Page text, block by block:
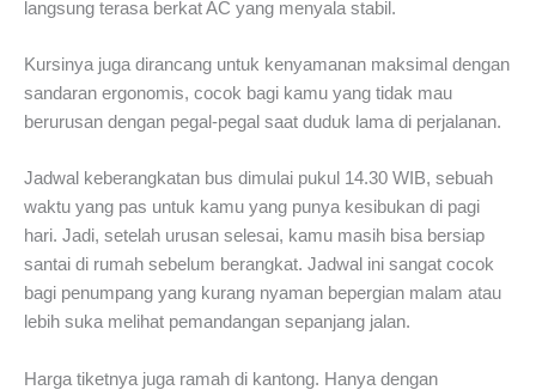
langsung terasa berkat AC yang menyala stabil.
Kursinya juga dirancang untuk kenyamanan maksimal dengan
sandaran ergonomis, cocok bagi kamu yang tidak mau
berurusan dengan pegal-pegal saat duduk lama di perjalanan.
Jadwal keberangkatan bus dimulai pukul 14.30 WIB, sebuah
waktu yang pas untuk kamu yang punya kesibukan di pagi
hari. Jadi, setelah urusan selesai, kamu masih bisa bersiap
santai di rumah sebelum berangkat. Jadwal ini sangat cocok
bagi penumpang yang kurang nyaman bepergian malam atau
lebih suka melihat pemandangan sepanjang jalan.
Harga tiketnya juga ramah di kantong. Hanya dengan